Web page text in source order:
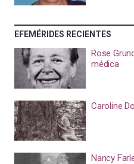
EFEMÉRIDES RECIENTES
Rose
médica
Caroline
Nancy